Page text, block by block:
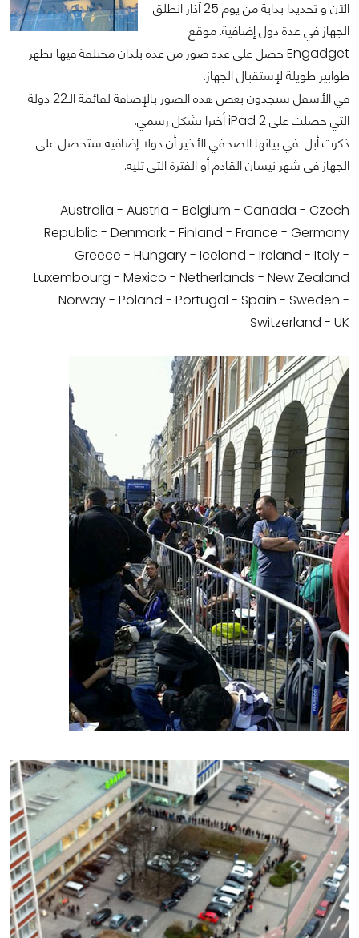
الآن و تحديدا بداية من يوم 25 آذار انطلق
الجهاز في عدة دول إضافية. موقع
Engadget حصل على عدة صور من عدة بلدان مختلفة فيها تظهر
طوابير طويلة لإستقبال الجهاز.
في الأسفل ستجدون بعض هذه الصور بالإضافة لقائمة الـ22 دولة
التي حصلت على iPad 2 أخيرا بشكل رسمي.
ذكرت أبل في بيانها الصحفي الأخير أن دولا إضافية ستحصل على
الجهاز في شهر نيسان القادم أو الفترة التي تليه.
Australia - Austria - Belgium - Canada - Czech
Republic - Denmark - Finland - France - Germany
Greece - Hungary - Iceland - Ireland - Italy -
Luxembourg - Mexico - Netherlands - New Zealand
Norway - Poland - Portugal - Spain - Sweden -
Switzerland - UK